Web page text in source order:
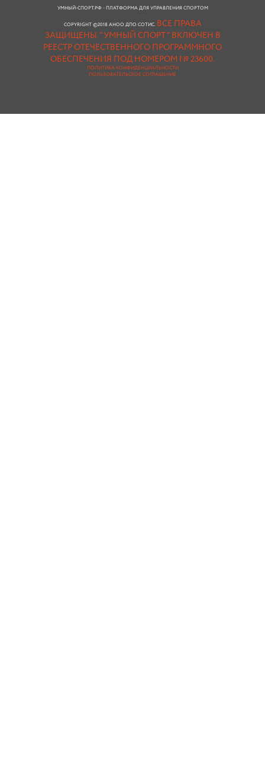
УМНЫЙ-СПОРТ.РФ - ПЛАТФОРМА ДЛЯ УПРАВЛЕНИЯ СПОРТОМ
COPYRIGHT ©2018 АНОО ДПО СОТИС. ВСЕ ПРАВА
ЗАЩИЩЕНЫ."УМНЫЙ СПОРТ " ВКЛЮЧЕН В
РЕЕСТР ОТЕЧЕСТВЕННОГО ПРОГРАММНОГО
ОБЕСПЕЧЕНИЯ ПОД НОМЕРОМ № 23600.
ПОЛИТИКА КОНФИДЕНЦИАЛЬНОСТИ
ПОЛЬЗОВАТЕЛЬСКОЕ СОГЛАШЕНИЕ